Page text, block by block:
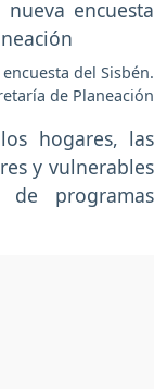
del Sisbén.
de Planeación
hogares, las
y vulnerables
de programas